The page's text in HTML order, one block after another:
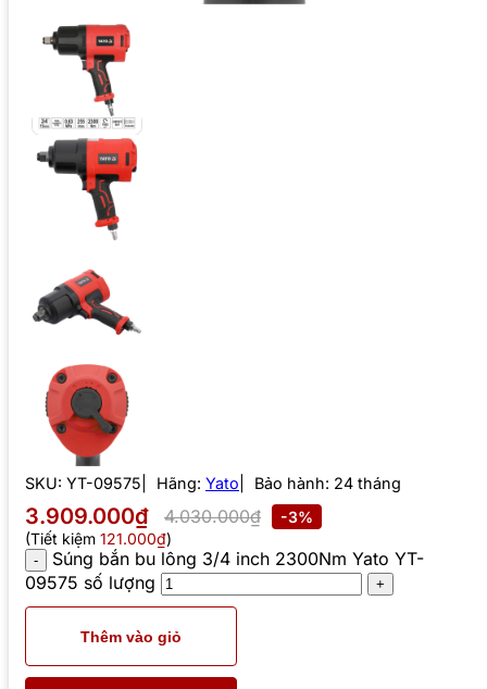
SKU: YT-09575 Hãng: Yato Bảo hành: 24 tháng
3.909.000₫ 4.030.000₫
-3%
(Tiết kiệm 121.000₫)
Súng bắn bu lông 3/4 inch 2300Nm Yato YT-
09575 số lượng
Thêm vào giỏ